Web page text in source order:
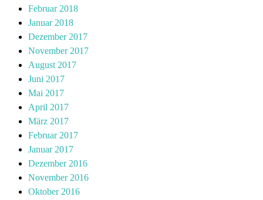
Februar 2018
Januar 2018
Dezember 2017
November 2017
August 2017
Juni 2017
Mai 2017
April 2017
März 2017
Februar 2017
Januar 2017
Dezember 2016
November 2016
Oktober 2016